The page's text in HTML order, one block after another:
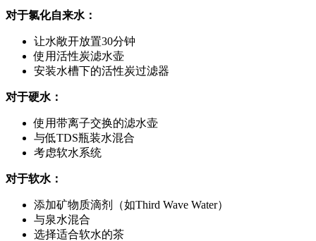
对于氯化自来水：
让水敞开放置30分钟
使用活性炭滤水壶
安装水槽下的活性炭过滤器
对于硬水：
使用带离子交换的滤水壶
与低TDS瓶装水混合
考虑软水系统
对于软水：
添加矿物质滴剂（如Third Wave Water）
与泉水混合
选择适合软水的茶